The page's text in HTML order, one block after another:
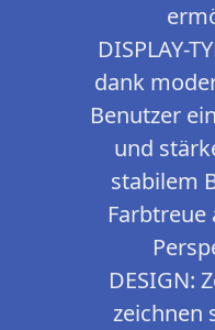
DISPLAY-
dank
Benutzer
und
stabilem
Farbtreue
DESIGN:
zeichnen